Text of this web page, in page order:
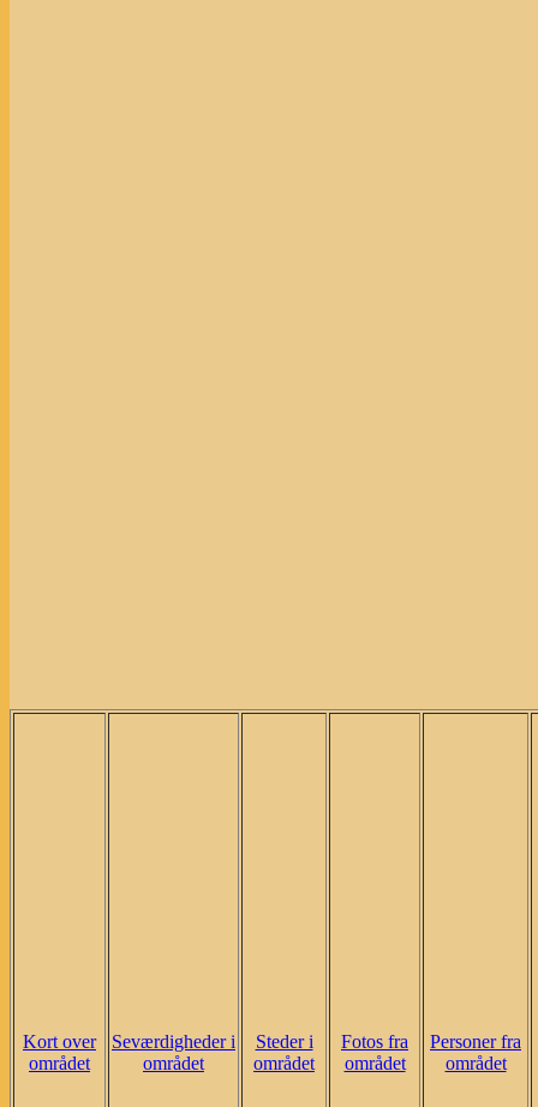
Kort over
området
Seværdigheder i
området
Steder i
området
Fotos fra
området
Personer fra
området